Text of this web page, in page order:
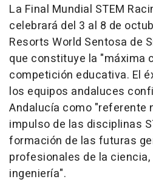
La Final Mundial STEM
celebrará del 3 al 8 de
Resorts World Sentosa de
que constituye la "máxima
competición educativa. El
los equipos andaluces
Andalucía como "referente
impulso de las disciplinas
formación de las futuras
profesionales de la
ingeniería".